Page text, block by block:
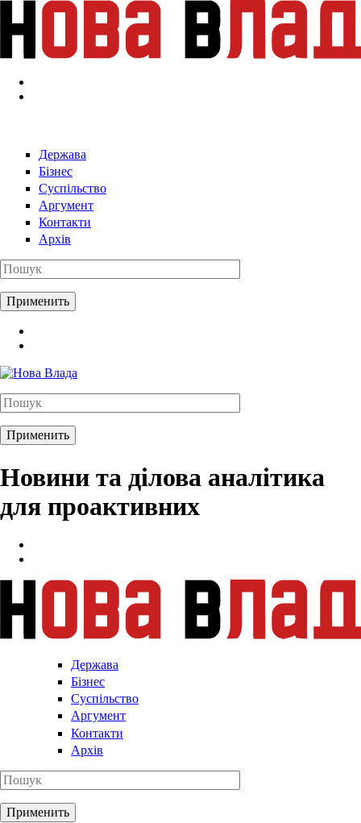
Перейти к основному содержанию
Держава
Бізнес
Суспільство
Аргумент
Контакти
Архів
Новини та ділова аналітика
для проактивних
Держава
Бізнес
Суспільство
Аргумент
Контакти
Архів